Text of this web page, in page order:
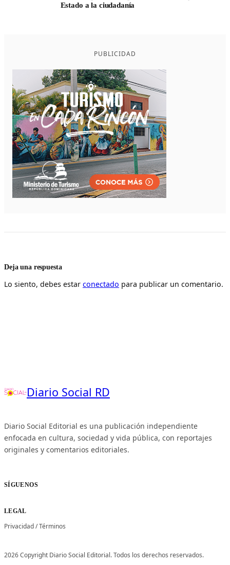
Estado a la ciudadanía
PUBLICIDAD
Deja una respuesta
Lo siento, debes estar conectado para publicar un comentario.
Diario Social RD
Diario Social Editorial es una publicación independiente
enfocada en cultura, sociedad y vida pública, con reportajes
originales y comentarios editoriales.
SÍGUENOS
LEGAL
Privacidad/Términos
2026 Copyright Diario Social Editorial. Todos los derechos reservados.